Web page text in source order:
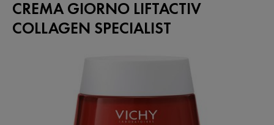
CREMA GIORNO LIFTACTIV
COLLAGEN SPECIALIST